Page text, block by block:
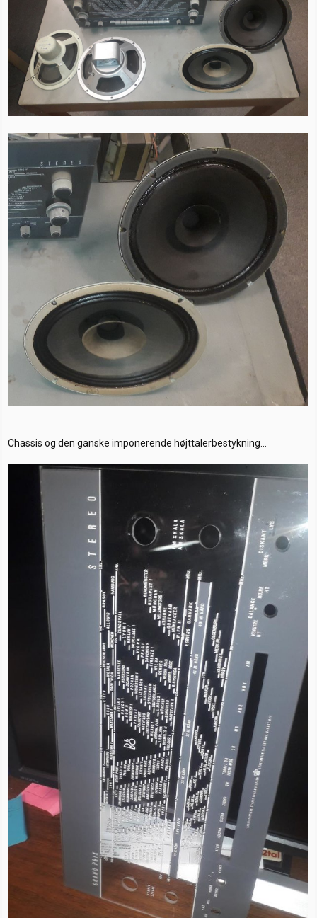
Chassis og den ganske imponerende højttalerbestykning...